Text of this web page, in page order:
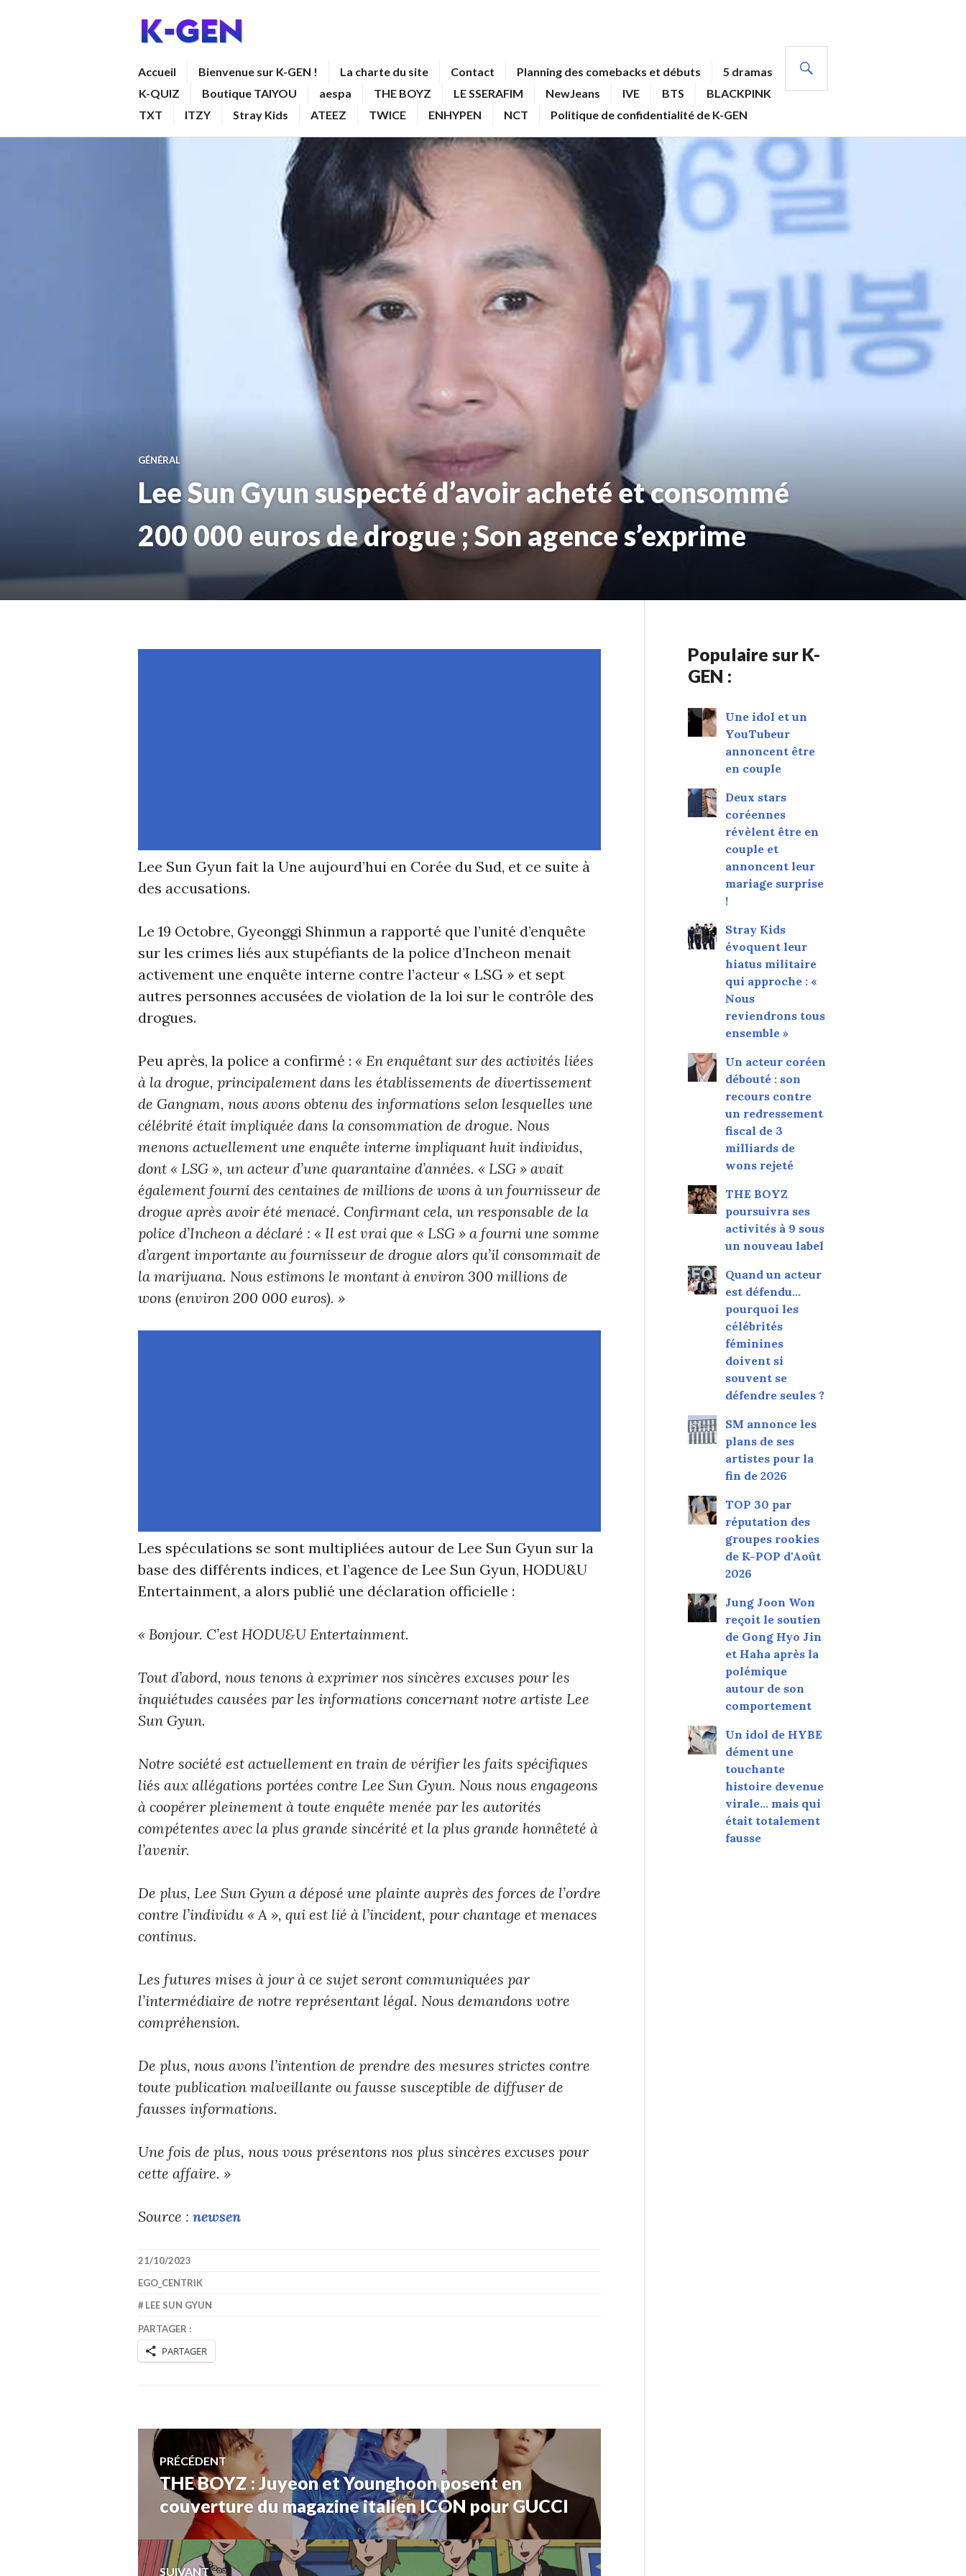
Accueil Bienvenue sur K-GEN ! La charte du site Contact Planning des comebacks et débuts
5 dramas
K-QUIZ
Boutique TAIYOU aespa THE BOYZ LE SSERAFIM NewJeans IVE BTS
BLACKPINK
TXT
ITZY Stray Kids ATEEZ TWICE ENHYPEN NCT Politique de confidentialité de K-GEN
GÉNÉRAL
Lee Sun Gyun suspecté d’avoir acheté et consommé
200 000 euros de drogue ; Son agence s’exprime
Lee Sun Gyun fait la Une aujourd’hui en Corée du Sud, et ce suite à
des accusations.
Le 19 Octobre, Gyeonggi Shinmun a rapporté que l’unité d’enquête
sur les crimes liés aux stupéfiants de la police d’Incheon menait
activement une enquête interne contre l’acteur « LSG » et sept
autres personnes accusées de violation de la loi sur le contrôle des
drogues.
Peu après, la police a confirmé : « En enquêtant sur des activités liées
à la drogue, principalement dans les établissements de divertissement
de Gangnam, nous avons obtenu des informations selon lesquelles une
célébrité était impliquée dans la consommation de drogue. Nous
menons actuellement une enquête interne impliquant huit individus,
dont « LSG », un acteur d’une quarantaine d’années. « LSG » avait
également fourni des centaines de millions de wons à un fournisseur de
drogue après avoir été menacé. Confirmant cela, un responsable de la
police d’Incheon a déclaré : « Il est vrai que « LSG » a fourni une somme
d’argent importante au fournisseur de drogue alors qu’il consommait de
la marijuana. Nous estimons le montant à environ 300 millions de
wons (environ 200 000 euros). »
Les spéculations se sont multipliées autour de Lee Sun Gyun sur la
base des différents indices, et l’agence de Lee Sun Gyun, HODU&U
Entertainment, a alors publié une déclaration officielle :
« Bonjour. C’est HODU&U Entertainment.
Tout d’abord, nous tenons à exprimer nos sincères excuses pour les
inquiétudes causées par les informations concernant notre artiste Lee
Sun Gyun.
Notre société est actuellement en train de vérifier les faits spécifiques
liés aux allégations portées contre Lee Sun Gyun. Nous nous engageons
à coopérer pleinement à toute enquête menée par les autorités
compétentes avec la plus grande sincérité et la plus grande honnêteté à
l’avenir.
De plus, Lee Sun Gyun a déposé une plainte auprès des forces de l’ordre
contre l’individu « A », qui est lié à l’incident, pour chantage et menaces
continus.
Les futures mises à jour à ce sujet seront communiquées par
l’intermédiaire de notre représentant légal. Nous demandons votre
compréhension.
De plus, nous avons l’intention de prendre des mesures strictes contre
toute publication malveillante ou fausse susceptible de diffuser de
fausses informations.
Une fois de plus, nous vous présentons nos plus sincères excuses pour
cette affaire. »
Source : newsen
21/10/2023
EGO_CENTRIK
LEE SUN GYUN
PARTAGER :
PARTAGER
Navigation
de
l’article
PRÉCÉDENT
Article
précédent :
THE BOYZ : Juyeon et Younghoon posent en
couverture du magazine italien ICON pour GUCCI
SUIVANT
Populaire sur K-
GEN :
Une idol et un
YouTubeur
annoncent être
en couple
Deux stars
coréennes
révèlent être en
couple et
annoncent leur
mariage surprise
!
Stray Kids
évoquent leur
hiatus militaire
qui approche : «
Nous
reviendrons tous
ensemble »
Un acteur coréen
débouté : son
recours contre
un redressement
fiscal de 3
milliards de
wons rejeté
THE BOYZ
poursuivra ses
activités à 9 sous
un nouveau label
Quand un acteur
est défendu…
pourquoi les
célébrités
féminines
doivent si
souvent se
défendre seules ?
SM annonce les
plans de ses
artistes pour la
fin de 2026
TOP 30 par
réputation des
groupes rookies
de K-POP d'Août
2026
Jung Joon Won
reçoit le soutien
de Gong Hyo Jin
et Haha après la
polémique
autour de son
comportement
Un idol de HYBE
dément une
touchante
histoire devenue
virale... mais qui
était totalement
fausse